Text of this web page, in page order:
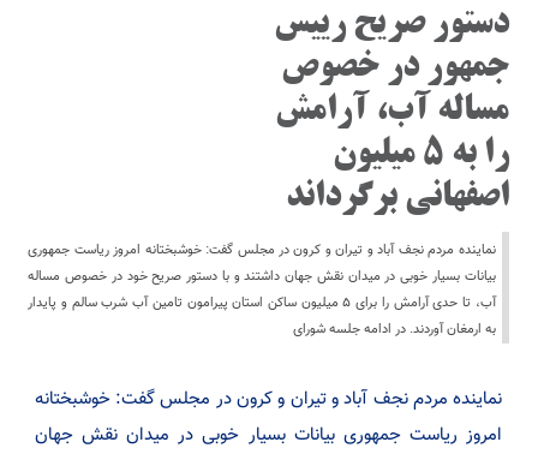
دستور صریح رییس
جمهور در خصوص
مساله آب، آرامش
را به ۵ میلیون
اصفهانی برگرداند
نماینده مردم نجف آباد و تیران و کرون در مجلس گفت: خوشبختانه امروز ریاست جمهوری
بیانات بسیار خوبی در میدان نقش جهان داشتند و با دستور صریح خود در خصوص مساله
آب، تا حدی آرامش را برای ۵ میلیون ساکن استان پیرامون تامین آب شرب سالم و پایدار
به ارمغان آوردند. در ادامه جلسه شورای
نماینده مردم نجف آباد و تیران و کرون در مجلس گفت: خوشبختانه
امروز ریاست جمهوری بیانات بسیار خوبی در میدان نقش جهان